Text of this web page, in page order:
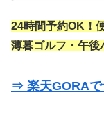
24時間予約OK！
薄暮ゴルフ・午後
⇒ 楽天GORAで